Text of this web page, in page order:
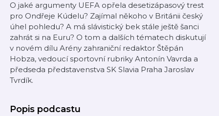
O jaké argumenty UEFA opřela desetizápasový trest
pro Ondřeje Kúdelu? Zajímal někoho v Británii český
úhel pohledu? A má slávistický bek stále ještě šanci
zahrát si na Euru? O tom a dalších tématech diskutují
v novém dílu Arény zahraniční redaktor Štěpán
Hobza, vedoucí sportovní rubriky Antonín Vavrda a
předseda představenstva SK Slavia Praha Jaroslav
Tvrdík.
Popis podcastu